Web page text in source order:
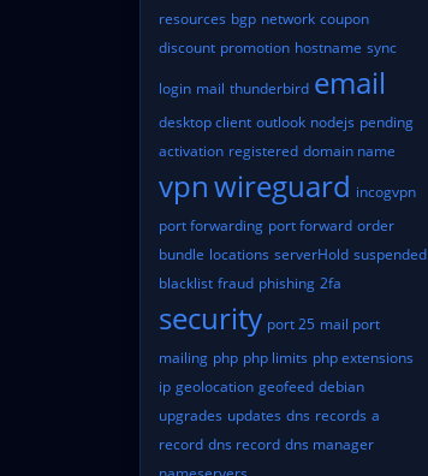
resources bgp network coupon
discount promotion hostname sync
login mail thunderbird email
desktop client outlook nodejs pending
activation registered domain name
vpnwireguard incogvpn
port forwarding port forward order
bundle locations serverHold suspended
blacklist fraud phishing 2fa
security port 25 mail port
mailing php php limits php extensions
ip geolocation geofeed debian
upgrades updates dns records a
record dns record dns manager